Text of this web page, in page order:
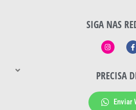
SIGA NAS
PRECISA
Enviar